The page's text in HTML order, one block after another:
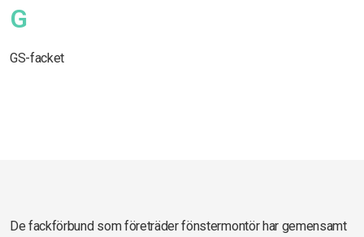
G
GS-facket
De fackförbund som företräder fönstermontör har gemensamt